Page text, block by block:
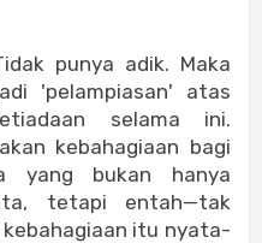
punya adik. Maka
'pelampiasan' atas
selama ini.
kebahagiaan bagi
yang bukan hanya
tetapi entah—tak
itu nyata-